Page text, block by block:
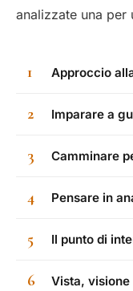
analizzate una per
1 Approccio
2 Imparare a
3 Camminare
4 Pensare in
5 Il punto di
6 Vista,